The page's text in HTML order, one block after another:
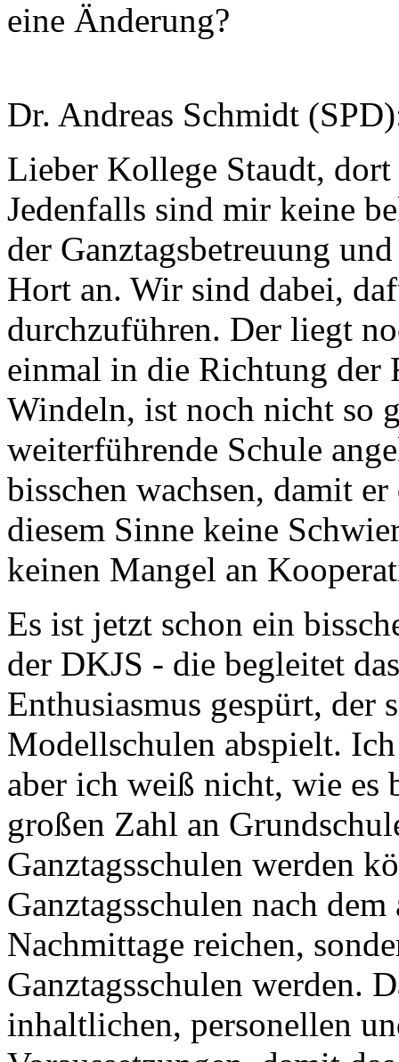
eine Änderung?
Dr. Andreas Schmidt
Lieber Kollege Staudt,
Jedenfalls sind mir keine
der Ganztagsbetreuung
Hort an. Wir sind dabei,
durchzuführen. Der liegt
einmal in die Richtung der
Windeln, ist noch nicht so
weiterführende Schule
bisschen wachsen, damit
diesem Sinne keine
keinen Mangel an
Es ist jetzt schon ein
der DKJS - die begleitet
Enthusiasmus gespürt,
Modellschulen abspielt.
aber ich weiß nicht, wie es
großen Zahl an
Ganztagsschulen werden
Ganztagsschulen nach
Nachmittage reichen,
Ganztagsschulen werden.
inhaltlichen, personellen